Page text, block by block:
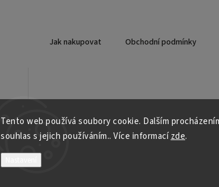
Tento web používá soubory cookie. Dalším
souhlas s jejich používáním.. Více informacízde.
Jak nakupovat Obchodní podmínky